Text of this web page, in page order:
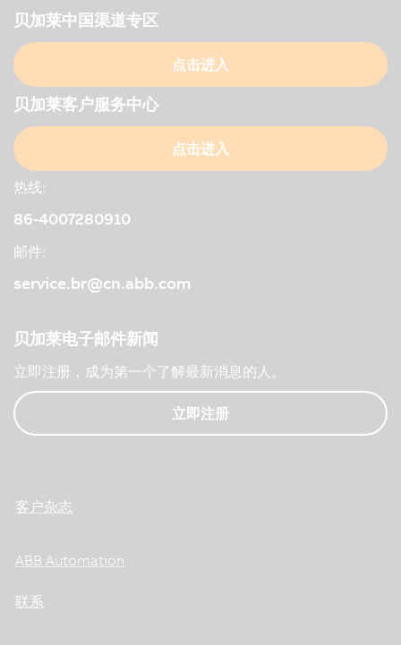
贝加莱中国渠道专区
点击进入
贝加莱客户服务中心
点击进入
热线:
86-4007280910
邮件:
service.br@cn.abb.com
贝加莱电子邮件新闻
立即注册，成为第一个了解最新消息的人。
立即注册
客户杂志
ABB Automation
联系